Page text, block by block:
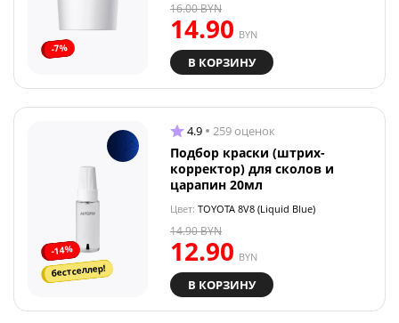
-7%
14.90 BYN
16.00BYN
В КОРЗИНУ
-14%
бестселлер!
4.9 259 оценок
Подбор краски (штрих-
корректор) для сколов и
царапин 20мл
Цвет: TOYOTA 8V8 (Liquid Blue)
12.90 BYN
14.90BYN
В КОРЗИНУ